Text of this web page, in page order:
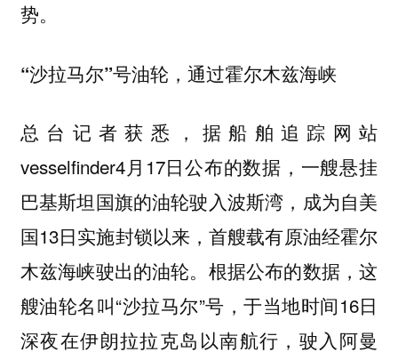
势。
“沙拉马尔”号油轮，通过霍尔木兹海峡
总台记者获悉，据船舶追踪网站
vesselfinder4月17日公布的数据，一艘悬挂
巴基斯坦国旗的油轮驶入波斯湾，成为自美
国13日实施封锁以来，首艘载有原油经霍尔
木兹海峡驶出的油轮。根据公布的数据，这
艘油轮名叫“沙拉马尔”号，于当地时间16日
深夜在伊朗拉拉克岛以南航行，驶入阿曼